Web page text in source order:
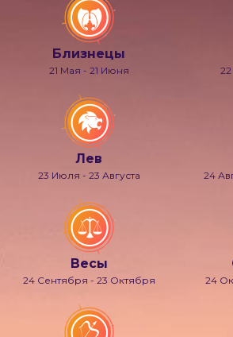
Близнецы
21 Мая - 21 Июня
Лев
23 Июля - 23 Августа 24
Весы
24 Сентября - 23 Октября 24